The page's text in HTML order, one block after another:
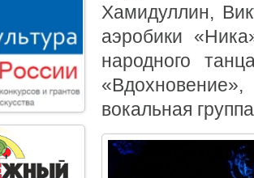
Хамидуллин,
аэробики
народного
вокальная